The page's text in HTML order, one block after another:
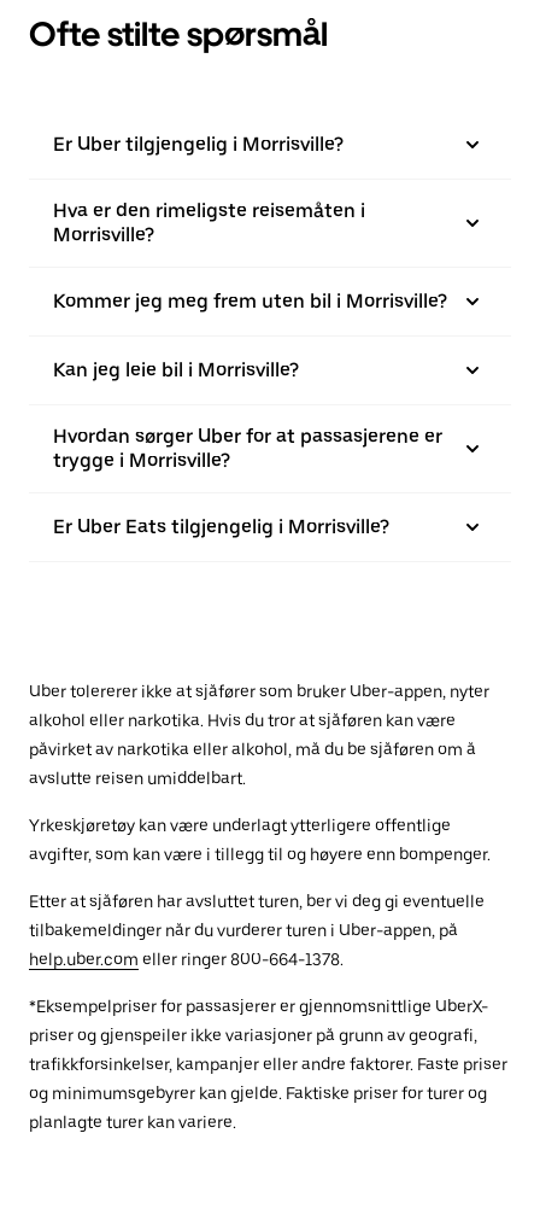
Ofte stilte spørsmål
Er Uber tilgjengelig i Morrisville?
Hva er den rimeligste reisemåten i
Morrisville?
Kommer jeg meg frem uten bil i Morrisville?
Kan jeg leie bil i Morrisville?
Hvordan sørger Uber for at passasjerene er
trygge i Morrisville?
Er Uber Eats tilgjengelig i Morrisville?
Uber tolererer ikke at sjåfører som bruker Uber-appen, nyter
alkohol eller narkotika. Hvis du tror at sjåføren kan være
påvirket av narkotika eller alkohol, må du be sjåføren om å
avslutte reisen umiddelbart.
Yrkeskjøretøy kan være underlagt ytterligere offentlige
avgifter, som kan være i tillegg til og høyere enn bompenger.
Etter at sjåføren har avsluttet turen, ber vi deg gi eventuelle
tilbakemeldinger når du vurderer turen i Uber-appen, på
help.uber.com eller ringer 800-664-1378.
*Eksempelpriser for passasjerer er gjennomsnittlige UberX-
priser og gjenspeiler ikke variasjoner på grunn av geografi,
trafikkforsinkelser, kampanjer eller andre faktorer. Faste priser
og minimumsgebyrer kan gjelde. Faktiske priser for turer og
planlagte turer kan variere.